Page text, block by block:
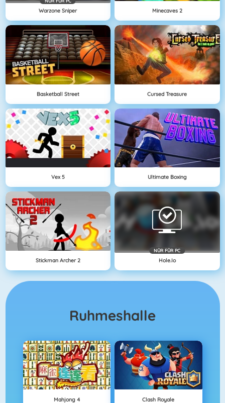
Warzone Sniper Minecaves 2
Basketball Street Cursed Treasure
Vex 5 Ultimate Boxing
Stickman Archer 2
NÜR FÜR PC
Hole.io
Ruhmeshalle
Mahjong 4 Clash Royale